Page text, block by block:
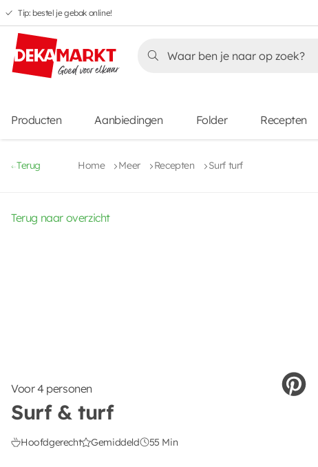
Overslaan
naar
hoofdnavigatie
Overslaan
naar
hoofdinhoud
Overslaan
naar
voettekstinhoud
Overslaan
naar
aanbiedingen
Tip: bestel je gebak online!
Producten Aanbiedingen Folder Recepten
Terug Home Meer Recepten Surf turf
Terug naar overzicht
Voor 4 personen
Surf & turf
Hoofdgerecht Gemiddeld 55 Min